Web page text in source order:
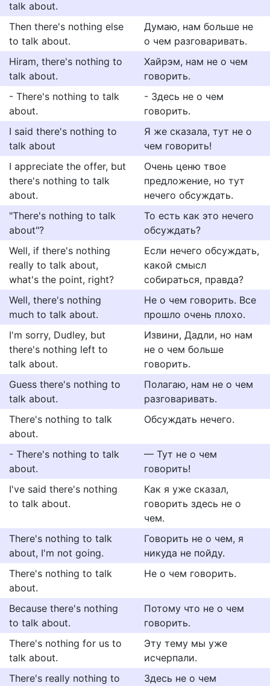
talk about.
Then there's nothing else
to talk about.
Думаю, нам больше не
о чем разговаривать.
Hiram, there's nothing to
talk about.
Хайрэм, нам не о чем
говорить.
- There's nothing to talk
about.
- Здесь не о чем
говорить.
I said there's nothing to
talk about
Я же сказала, тут не о
чем говорить!
I appreciate the offer, but
there's nothing to talk
about.
Очень ценю твое
предложение, но тут
нечего обсуждать.
"There's nothing to talk
about"?
То есть как это нечего
обсуждать?
Well, if there's nothing
really to talk about,
what's the point, right?
Если нечего обсуждать,
какой смысл
собираться, правда?
Well, there's nothing
much to talk about.
Не о чем говорить. Все
прошло очень плохо.
I'm sorry, Dudley, but
there's nothing left to
talk about.
Извини, Дадли, но нам
не о чем больше
говорить.
Guess there's nothing to
talk about.
Полагаю, нам не о чем
разговаривать.
There's nothing to talk
about.
Обсуждать нечего.
- There's nothing to talk
about.
— Тут не о чем
говорить!
I've said there's nothing
to talk about.
Как я уже сказал,
говорить здесь не о
чем.
There's nothing to talk
about, I'm not going.
Говорить не о чем, я
никуда не пойду.
There's nothing to talk
about.
Не о чем говорить.
Because there's nothing
to talk about.
Потому что не о чем
говорить.
There's nothing for us to
talk about.
Эту тему мы уже
исчерпали.
There's really nothing to
Здесь не о чем